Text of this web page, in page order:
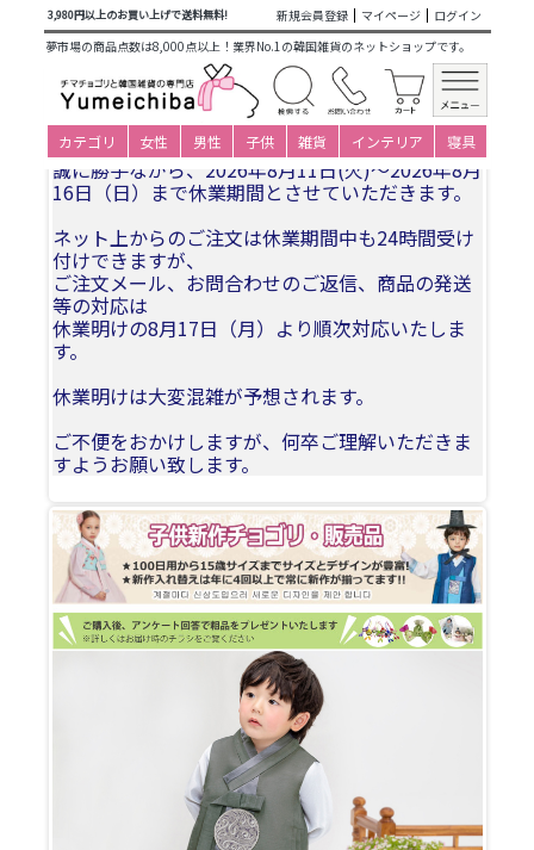
3,980円以上のお買い上げで送料無料! 新規会員登録 マイページ
ログイン
夢市場の商品点数は8,000点以上！業界No.1の韓国雑貨のネットショップです。
カテゴリ 女性 男性 子供 雑貨 インテリア 寝具
商品カテゴリ一覧>仕立て済み衣装(子ども用販売)>男の子新
作>キッズチョゴリ(3～8才)>5-6才(身長110～119cm)>セッ
ト> パジチョゴリセットsgミノ(身長116～120cm 7号サイズ)
夏季休業についてお知らせ
誠に勝手ながら、2026年8月11日(火)〜2026年8月
16日（日）まで休業期間とさせていただきます。
ネット上からのご注文は休業期間中も24時間受け
付けできますが、
ご注文メール、お問合わせのご返信、商品の発送
等の対応は
休業明けの8月17日（月）より順次対応いたしま
す。
休業明けは大変混雑が予想されます。
ご不便をおかけしますが、何卒ご理解いただきま
すようお願い致します。